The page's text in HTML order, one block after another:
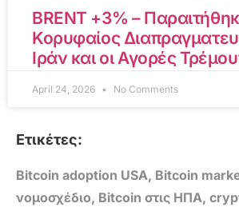
BRENT +3% –
Κορυφαίος
Ιράν και οι Αγορές
April 24, 2026 No Comments
Ετικέτες:
Bitcoin adoption USA, Bitcoin
νομοσχέδιο, Bitcoin στις ΗΠΑ,